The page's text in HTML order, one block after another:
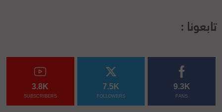
تابعونا :
9.3K
FANS
7.5K
FOLLOWERS
3.8K
SUBSCRIBERS